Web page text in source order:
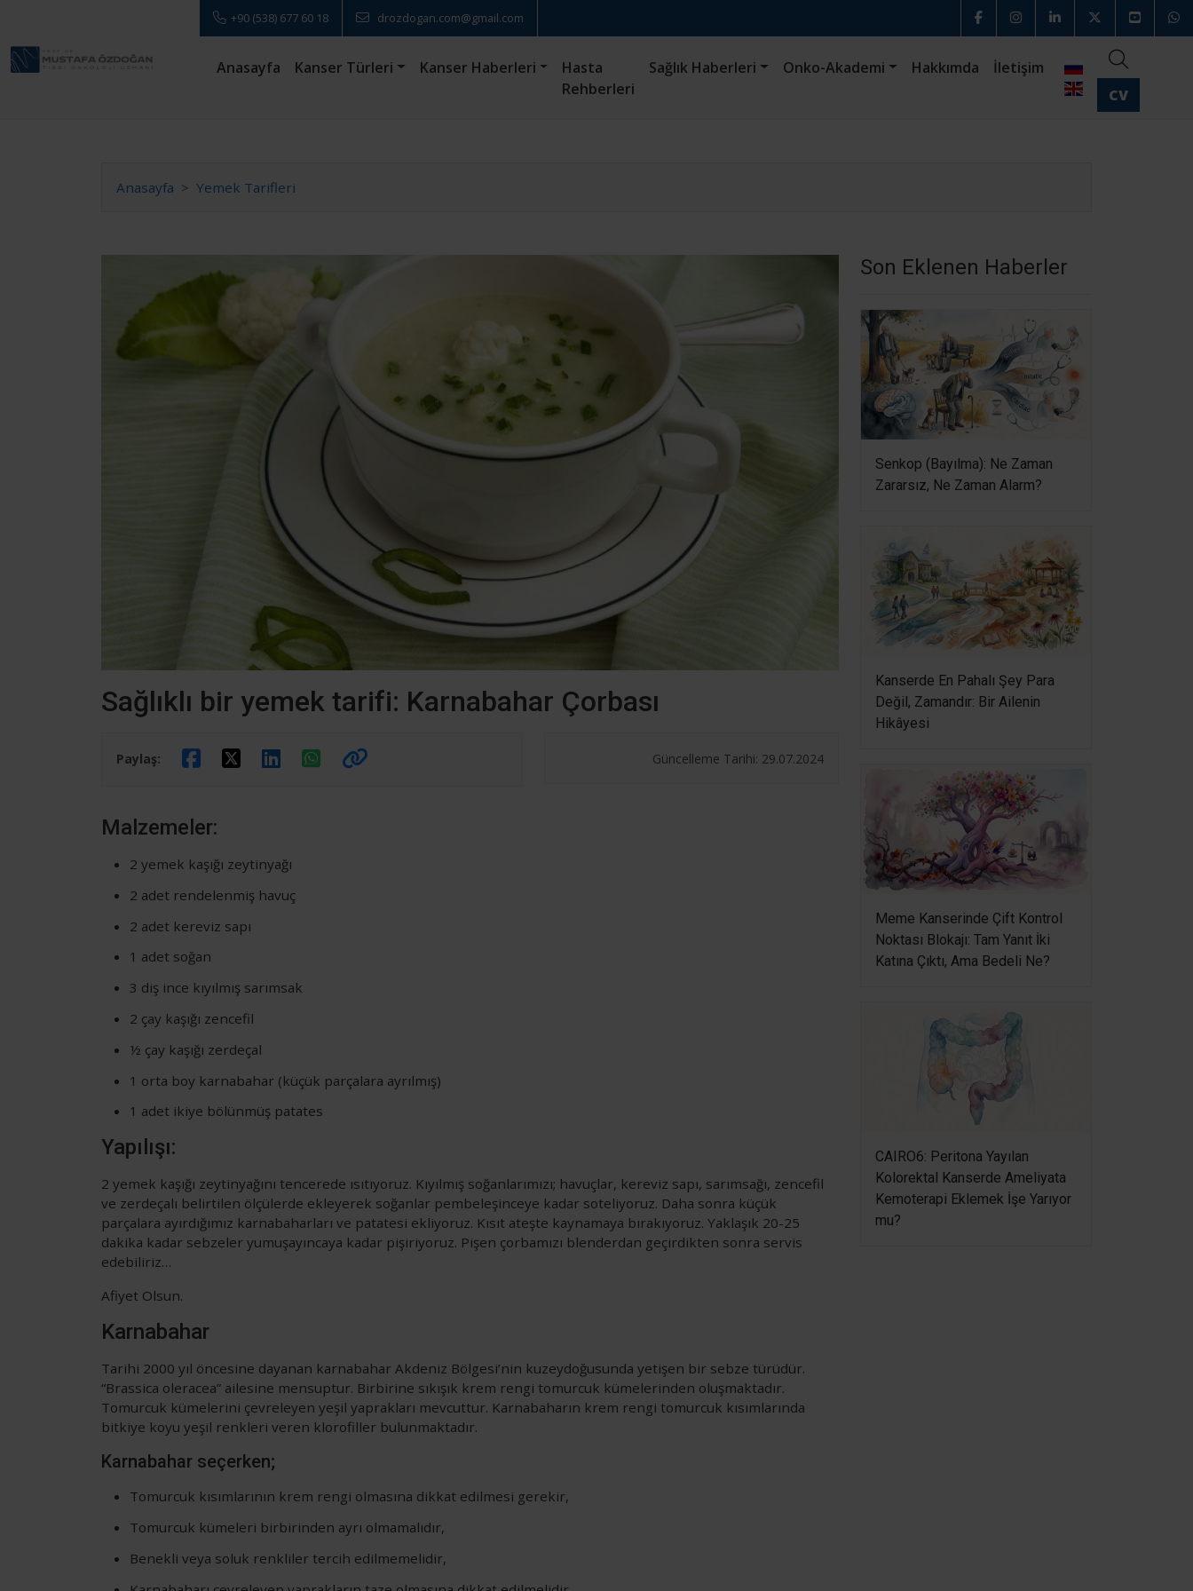
+90 (538) 677 60 18 drozdogan.com@gmail.com
Anasayfa Kanser Türleri Kanser Haberleri
Hasta
Rehberleri
Sağlık Haberleri Onko-Akademi Hakkımda
İletişim
CV
Anasayfa Yemek Tarifleri
Sağlıklı bir yemek tarifi: Karnabahar Çorbası
Paylaş: Güncelleme Tarihi: 29.07.2024
Malzemeler:
2 yemek kaşığı zeytinyağı
2 adet rendelenmiş havuç
2 adet kereviz sapı
1 adet soğan
3 diş ince kıyılmış sarımsak
2 çay kaşığı zencefil
½ çay kaşığı zerdeçal
1 orta boy karnabahar (küçük parçalara ayrılmış)
1 adet ikiye bölünmüş patates
Yapılışı:
2 yemek kaşığı zeytinyağını tencerede ısıtıyoruz. Kıyılmış soğanlarımızı; havuçlar, kereviz sapı, sarımsağı, zencefil
ve zerdeçalı belirtilen ölçülerde ekleyerek soğanlar pembeleşinceye kadar soteliyoruz. Daha sonra küçük
parçalara ayırdığımız karnabaharları ve patatesi ekliyoruz. Kısıt ateşte kaynamaya bırakıyoruz. Yaklaşık 20-25
dakika kadar sebzeler yumuşayıncaya kadar pişiriyoruz. Pişen çorbamızı blenderdan geçirdikten sonra servis
edebiliriz…
Afiyet Olsun.
Karnabahar
Tarihi 2000 yıl öncesine dayanan karnabahar Akdeniz Bölgesi’nin kuzeydoğusunda yetişen bir sebze türüdür.
“Brassica oleracea” ailesine mensuptur. Birbirine sıkışık krem rengi tomurcuk kümelerinden oluşmaktadır.
Tomurcuk kümelerini çevreleyen yeşil yaprakları mevcuttur. Karnabaharın krem rengi tomurcuk kısımlarında
bitkiye koyu yeşil renkleri veren klorofiller bulunmaktadır.
Karnabahar seçerken;
Tomurcuk kısımlarının krem rengi olmasına dikkat edilmesi gerekir,
Tomurcuk kümeleri birbirinden ayrı olmamalıdır,
Benekli veya soluk renkliler tercih edilmemelidir,
Son Eklenen Haberler
Senkop (Bayılma): Ne Zaman
Zararsız, Ne Zaman Alarm?
Kanserde En Pahalı Şey Para
Değil, Zamandır: Bir Ailenin
Hikâyesi
Meme Kanserinde Çift Kontrol
Noktası Blokajı: Tam Yanıt İki
Katına Çıktı, Ama Bedeli Ne?
CAIRO6: Peritona Yayılan
Kolorektal Kanserde Ameliyata
Kemoterapi Eklemek İşe Yarıyor
mu?